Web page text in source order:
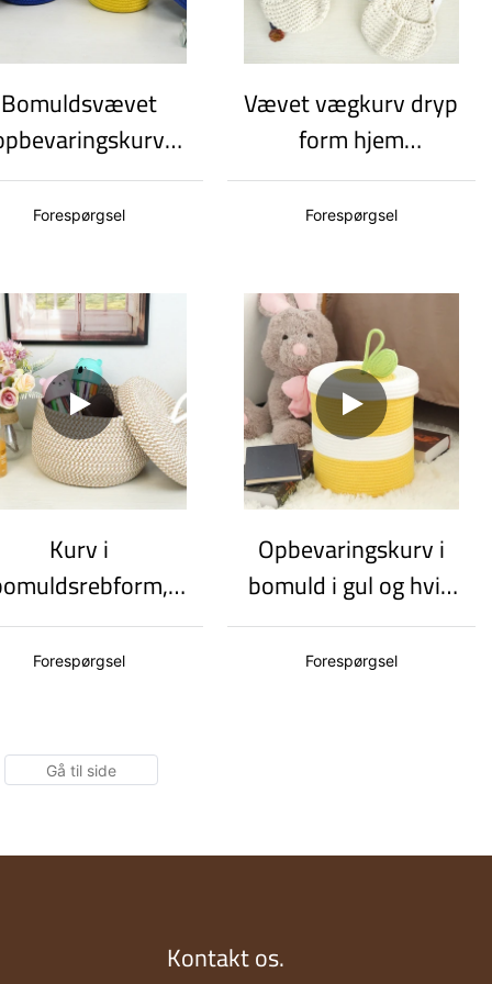
Bomuldsvævet
Miljøvenlig
opbevaringskurv til
Bomuldsvævet
organiseringskurv
Forespørgsel
Vævet vægkurv dryp
form hjem
opbevaring kurv
forskellige størrelser
Forespørgsel
Kurv i
design
med kort og enkelt
Forespørgsel
Opbevaringskurv i
bomuld i gul og hvid
med matchende
farvedesign, grønne
Forespørgsel
Kontakt os.